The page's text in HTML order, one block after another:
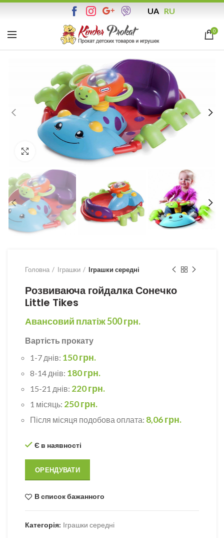
UA RU
0
Збільшити
Головна Іграшки Іграшки середні
Розвиваюча гойдалка Сонечко
Little Tikes
Авансовий платіж500грн.
Вартість прокату
1-7 днів: 150 грн.
8-14 днів: 180 грн.
15-21 днів: 220 грн.
1 місяць: 250 грн.
Після місяця подобова оплата: 8,06 грн.
Є в наявності
ОРЕНДУВАТИ
В список бажанного
Категорія: Іграшки середні